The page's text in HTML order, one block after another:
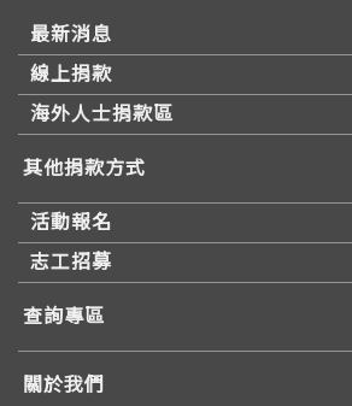
最新消息
線上捐款
海外人士捐款區
其他捐款方式
活動報名
志工招募
查詢專區
關於我們